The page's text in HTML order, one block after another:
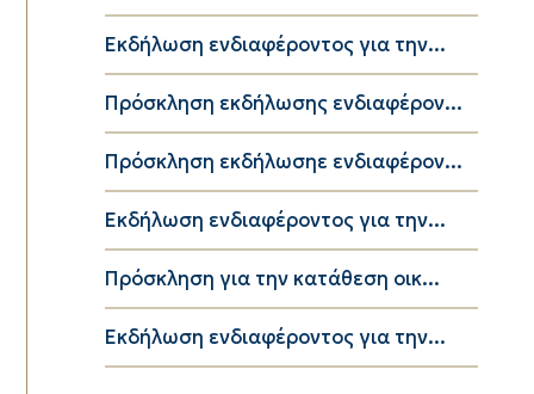
Εκδήλωση ενδιαφέροντος για την...
Πρόσκληση εκδήλωσης ενδιαφέρον...
Πρόσκληση εκδήλωσηε ενδιαφέρον...
Εκδήλωση ενδιαφέροντος για την...
Πρόσκληση για την κατάθεση οικ...
Εκδήλωση ενδιαφέροντος για την...